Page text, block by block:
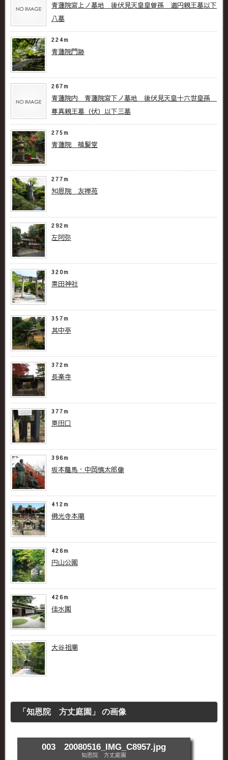
青蓮院宮上ノ墓地 後伏見天皇皇曽孫 道円親王墓以下
八墓
224m
青蓮院門跡
267m
青蓮院内 青蓮院宮下ノ墓地 後伏見天皇十六世皇孫
尊真親王墓（伏）以下三墓
275m
青蓮院 植髪堂
277m
知恩院 友禅苑
292m
左阿弥
320m
粟田神社
357m
其中亭
372m
長楽寺
377m
粟田口
396m
坂本龍馬・中岡慎太郎像
412m
佛光寺本廟
426m
円山公園
426m
佳水園
大谷祖廟
「知恩院 方丈庭園」 の画像
003 20080516_IMG_C8957.jpg
知恩院 方丈庭園